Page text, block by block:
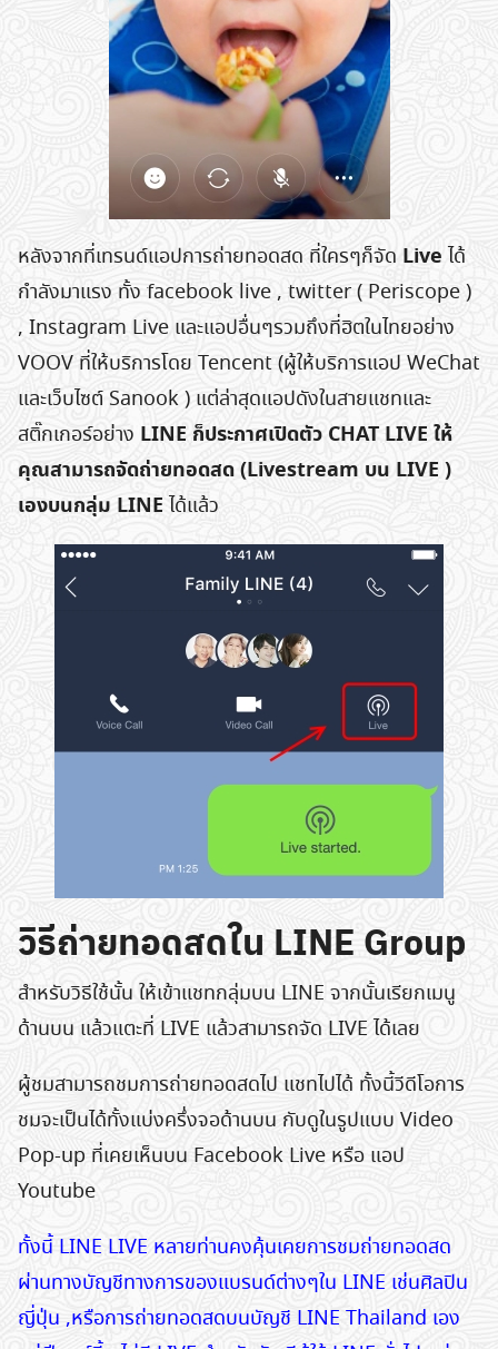
หลังจากที่เทรนด์แอปการถ่ายทอดสด ที่ใครๆก็จัด Live ได้
กำลังมาแรง ทั้ง facebook live , twitter ( Periscope )
, Instagram Live และแอปอื่นๆรวมถึงที่ฮิตในไทยอย่าง
VOOV ที่ให้บริการโดย Tencent (ผู้ให้บริการแอป WeChat
และเว็บไซต์ Sanook ) แต่ล่าสุดแอปดังในสายแชทและ
สติ๊กเกอร์อย่าง LINE ก็ประกาศเปิดตัว CHAT LIVE ให้
คุณสามารถจัดถ่ายทอดสด (Livestream บน LIVE )
เองบนกลุ่ม LINEได้แล้ว
วิธีถ่ายทอดสดใน LINE Group
สำหรับวิธีใช้นั้น ให้เข้าแชทกลุ่มบน LINE จากนั้นเรียกเมนู
ด้านบน แล้วแตะที่ LIVE แล้วสามารถจัด LIVE ได้เลย
ผู้ชมสามารถชมการถ่ายทอดสดไป แชทไปได้ ทั้งนี้วีดีโอการ
ชมจะเป็นได้ทั้งแบ่งครึ่งจอด้านบน กับดูในรูปแบบ Video
Pop-up ที่เคยเห็นบน Facebook Live หรือ แอป
Youtube
ทั้งนี้ LINE LIVE หลายท่านคงคุ้นเคยการชมถ่ายทอดสด
ผ่านทางบัญชีทางการของแบรนด์ต่างๆใน LINE เช่นศิลปิน
ญี่ปุ่น ,หรือการถ่ายทอดสดบนบัญชี LINE Thailand เอง